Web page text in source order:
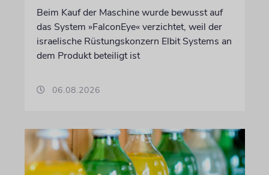
Beim Kauf der Maschine wurde bewusst auf
das System »FalconEye« verzichtet, weil der
israelische Rüstungskonzern Elbit Systems an
dem Produkt beteiligt ist
06.08.2026